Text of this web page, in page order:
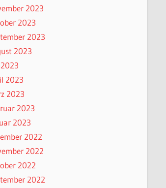
2023
2023
2023
2023
2023
2023
2023
2023
2022
2022
2022
2022